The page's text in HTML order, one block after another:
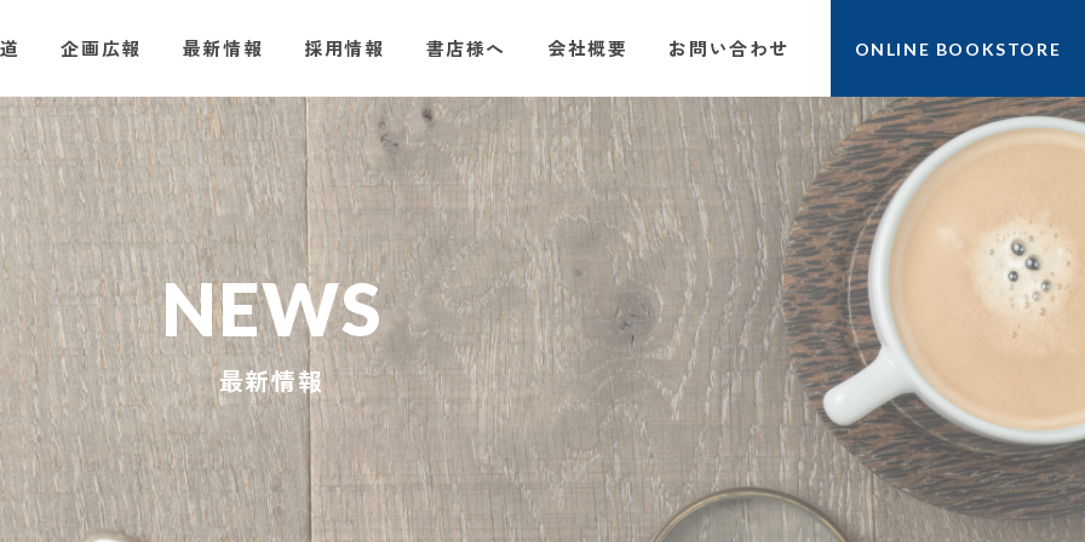
企画広報 最新情報 採用情報 書店様へ 会社概要 お問い合わせ ONLINE BOOKSTORE
NEWS
最新情報